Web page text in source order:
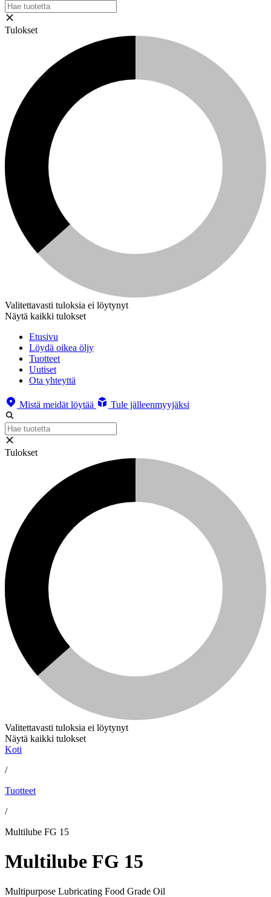
Tulokset
Valitettavasti tuloksia ei löytynyt
Näytä kaikki tulokset
Etusivu
Löydä oikea öljy
Tuotteet
Uutiset
Ota yhteyttä
Mistä meidät löytää Tule jälleenmyyjäksi
Tulokset
Valitettavasti tuloksia ei löytynyt
Näytä kaikki tulokset
Koti
/
Tuotteet
/
Multilube FG 15
Multilube FG 15
Multipurpose Lubricating Food Grade Oil